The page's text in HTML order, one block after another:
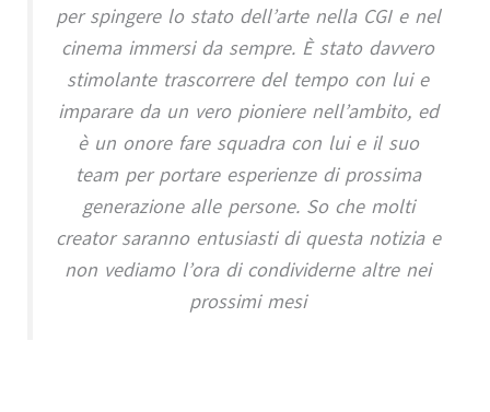
per spingere lo stato dell’arte nella CGI e nel
cinema immersi da sempre. È stato davvero
stimolante trascorrere del tempo con lui e
imparare da un vero pioniere nell’ambito, ed
è un onore fare squadra con lui e il suo
team per portare esperienze di prossima
generazione alle persone. So che molti
creator saranno entusiasti di questa notizia e
non vediamo l’ora di condividerne altre nei
prossimi mesi